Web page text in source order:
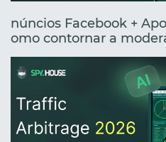
Anúncios Facebook +
Como contornar a
anúncios clicáveis